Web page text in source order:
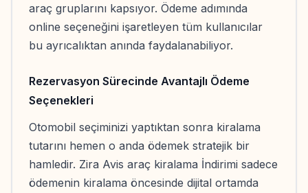
araç gruplarını kapsıyor. Ödeme adımında
online seçeneğini işaretleyen tüm kullanıcılar
bu ayrıcalıktan anında faydalanabiliyor.
Rezervasyon Sürecinde Avantajlı Ödeme
Seçenekleri
Otomobil seçiminizi yaptıktan sonra kiralama
tutarını hemen o anda ödemek stratejik bir
hamledir. Zira Avis araç kiralama İndirimi sadece
ödemenin kiralama öncesinde dijital ortamda